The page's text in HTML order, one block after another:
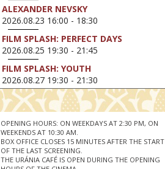
ALEXANDER NEVSKY
2026.08.23 16:00 - 18:30
FILM SPLASH: PERFECT DAYS
2026.08.25 19:30 - 21:45
FILM SPLASH: YOUTH
2026.08.27 19:30 - 21:30
EXHIBITION ON SCREEN: VINCENT
VAN GOGH - A NEW WAY OF SEEING
2026.08.30 11:00 - 12:30
NT LIVE / DAVID IRELAND: THE FIFTH
STEP
2026.09.01 19:00 - 21:00
OPENING HOURS: ON WEEKDAYS AT 2:30 PM, ON
WEEKENDS AT 10:30 AM.
BOX OFFICE CLOSES 15 MINUTES AFTER THE START
OF THE LAST SCREENING.
THE URÁNIA CAFÉ IS OPEN DURING THE OPENING